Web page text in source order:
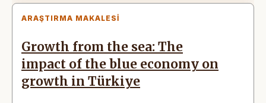
ARAŞTIRMA MAKALESI
Growth from the sea: The
impact of the blue economy on
growth in Türkiye